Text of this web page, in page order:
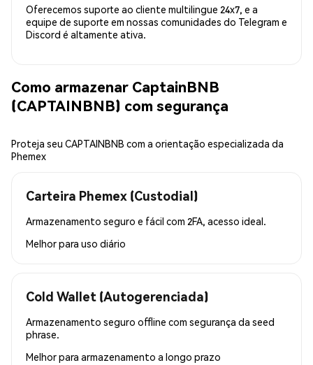
Oferecemos suporte ao cliente multilingue 24x7, e a
equipe de suporte em nossas comunidades do Telegram e
Discord é altamente ativa.
Como armazenar CaptainBNB
(CAPTAINBNB) com segurança
Proteja seu CAPTAINBNB com a orientação especializada da
Phemex
Carteira Phemex (Custodial)
Armazenamento seguro e fácil com 2FA, acesso ideal.
Melhor para uso diário
Cold Wallet (Autogerenciada)
Armazenamento seguro offline com segurança da seed
phrase.
Melhor para armazenamento a longo prazo